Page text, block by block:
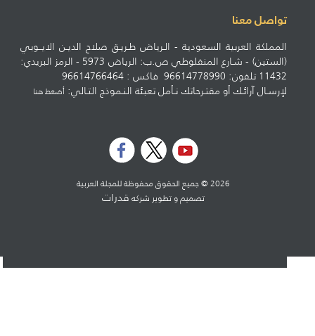
تواصل معنا
المملكة العربية السعودية - الـرياض طـريـق صلاح الديـن الايــوبي
(الستين) - شـارع المنفلوطي ص.ب: الرياض 5973 - الرمز البريدي:
11432 تلفون: 96614778990 فاكس : 96614766464
لإرسـال آرائـك أو مقتـرحاتك نـأمل تعبئة النـموذج التـالي:أضغط هنا
2026 © جميع الحقوق محفوظة للمجلة العربية
تصميم و تطوير شركهقدرات